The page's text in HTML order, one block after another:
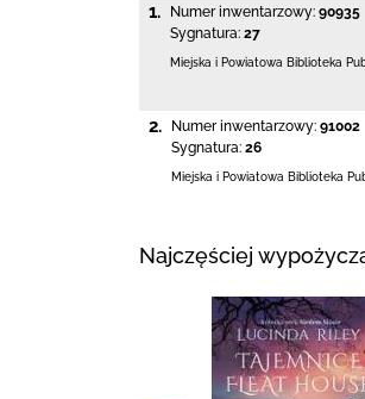
1. Numer inwentarzowy: 90935
Sygnatura: 27
Miejska i Powiatowa Biblioteka
2. Numer inwentarzowy: 91002
Sygnatura: 26
Miejska i Powiatowa Biblioteka
Najczęściej